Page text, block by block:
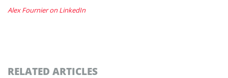
Alex Fournier on LinkedIn
RELATED ARTICLES